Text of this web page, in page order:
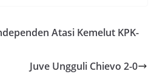
Atasi Kemelut KPK-
Juve Ungguli Chievo 2-0